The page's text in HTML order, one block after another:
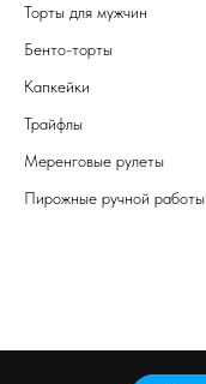
Торты для мужчин
Бенто-торты
Капкейки
Трайфлы
Меренговые рулеты
Пирожные ручной работы